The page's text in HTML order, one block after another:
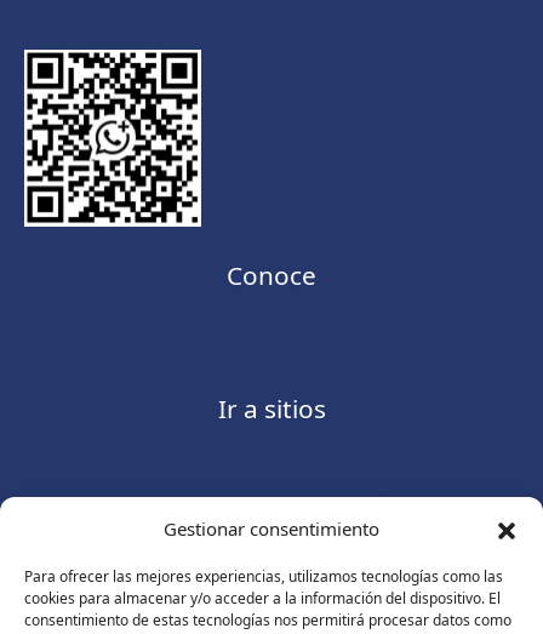
Gestionar consentimiento
Para ofrecer las mejores experiencias, utilizamos tecnologías como las
cookies para almacenar y/o acceder a la información del dispositivo. El
consentimiento de estas tecnologías nos permitirá procesar datos como
Conoce
Ir a sitios
Contáctanos